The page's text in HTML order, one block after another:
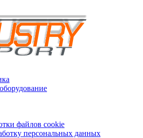
файлов cookie
персональных данных